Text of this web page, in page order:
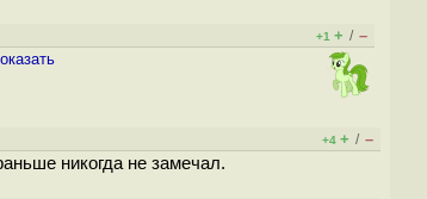
+1 + / –
+4 + / –
никогда не замечал.